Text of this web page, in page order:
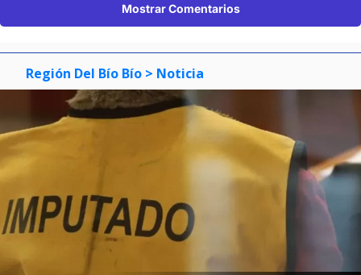
Mostrar Comentarios
Región Del Bío Bío > Noticia